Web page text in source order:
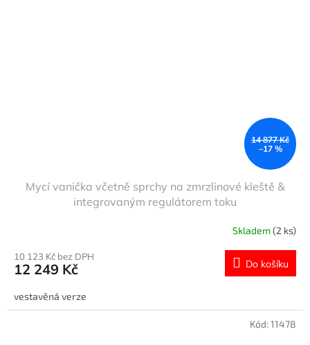
14 877 Kč
–17 %
Mycí vanička včetně sprchy na zmrzlinové kleště &
integrovaným regulátorem toku
Skladem(2 ks)
10 123 Kč bez DPH
12 249 Kč Do košíku
vestavěná verze
Kód:11478